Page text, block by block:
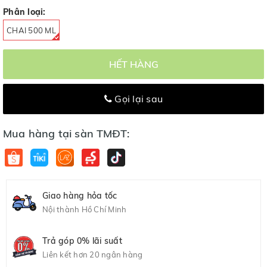
Phân loại:
CHAI 500 ML
HẾT HÀNG
Gọi lại sau
Mua hàng tại sàn TMĐT:
Giao hàng hỏa tốc
Nội thành Hồ Chí Minh
Trả góp 0% lãi suất
Liên kết hơn 20 ngân hàng